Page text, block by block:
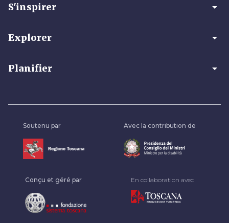
S'inspirer arrow_drop_down
Explorer arrow_drop_down
Planifier arrow_drop_down
Soutenu par Avec la contribution de
Conçu et géré par En collaboration avec